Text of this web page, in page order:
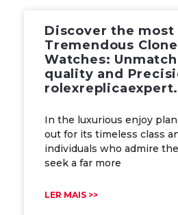
Discover the most
Tremendous
Watches:
quality and
In the luxurious enjoy
out for its timeless class
individuals who admire
seek a far more
LER MAIS >>